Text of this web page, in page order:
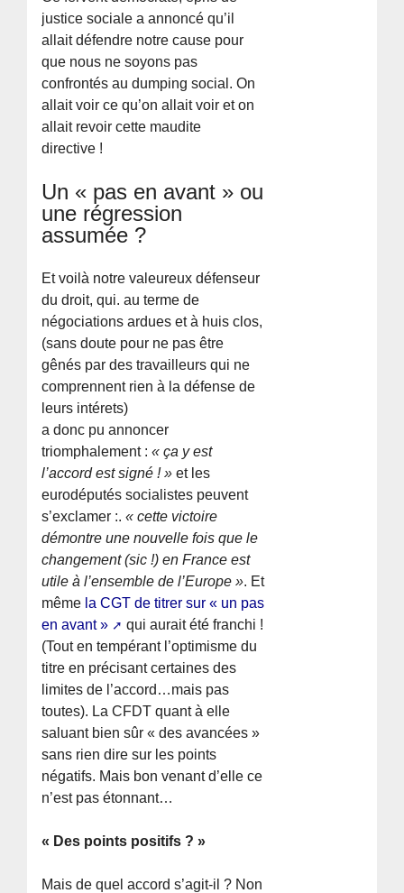
justice sociale a annoncé qu’il
allait défendre notre cause pour
que nous ne soyons pas
confrontés au dumping social. On
allait voir ce qu’on allait voir et on
allait revoir cette maudite
directive !
Un « pas en avant » ou
une régression
assumée ?
Et voilà notre valeureux défenseur
du droit, qui. au terme de
négociations ardues et à huis clos,
(sans doute pour ne pas être
gênés par des travailleurs qui ne
comprennent rien à la défense de
leurs intérets)
a donc pu annoncer
triomphalement : « ça y est
l’accord est signé ! » et les
eurodéputés socialistes peuvent
s’exclamer :.« cette victoire
démontre une nouvelle fois que le
changement (sic !) en France est
utile à l’ensemble de l’Europe ». Et
même la CGT de titrer sur « un pas
en avant »
qui aurait été franchi !
(Tout en tempérant l’optimisme du
titre en précisant certaines des
limites de l’accord…mais pas
toutes). La CFDT quant à elle
saluant bien sûr « des avancées »
sans rien dire sur les points
négatifs. Mais bon venant d’elle ce
n’est pas étonnant…
« Des points positifs ? »
Mais de quel accord s’agit-il ? Non